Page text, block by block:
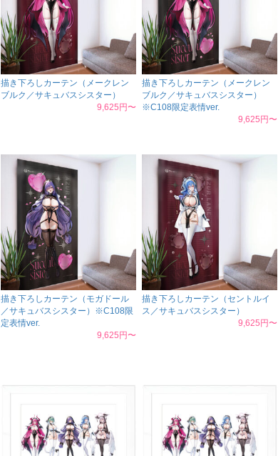
描き下ろしカーテン（メークレン
ブルク／サキュバスシスター）
9,625円〜
描き下ろしカーテン（メークレン
ブルク／サキュバスシスター）
※C108限定表情ver.
9,625円〜
描き下ろしカーテン（モガドール
／サキュバスシスター）※C108限
定表情ver.
9,625円〜
描き下ろしカーテン（セントルイ
ス／サキュバスシスター）
9,625円〜